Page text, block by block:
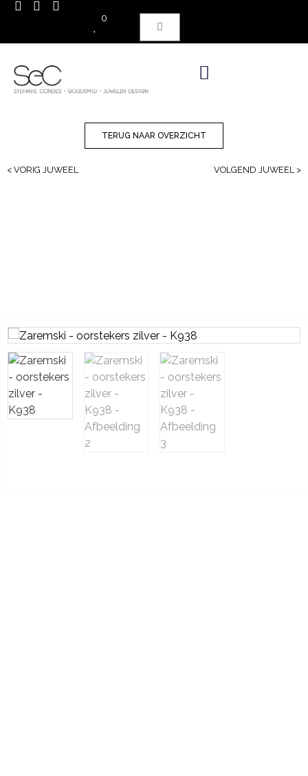
0
TERUG NAAR OVERZICHT
< VORIG JUWEEL VOLGEND JUWEEL >